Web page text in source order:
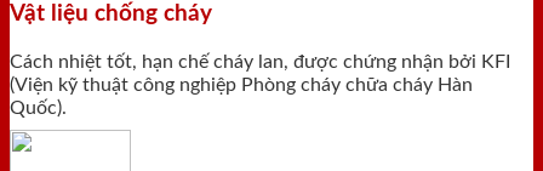
Vật liệu chống cháy
Cách nhiệt tốt, hạn chế cháy lan, được chứng nhận bởi KFI
(Viện kỹ thuật công nghiệp Phòng cháy chữa cháy Hàn
Quốc).